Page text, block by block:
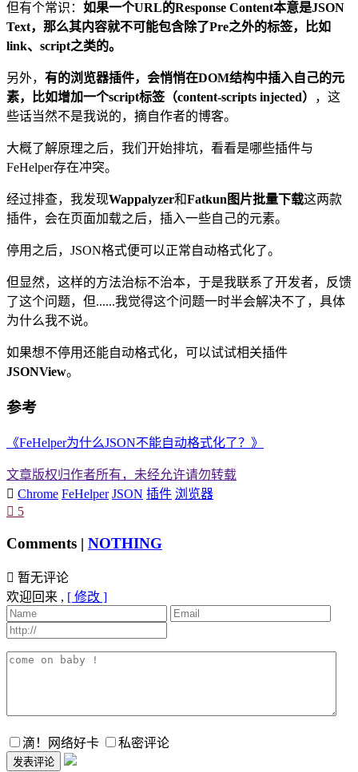
但有个常识： 如果一个URL的Response Content本意是JSON
Text，那么其内容就不可能包含除了Pre之外的标签，比如
link、script之类的。
另外， 有的浏览器插件，会悄悄在DOM结构中插入自己的元
素，比如增加一个script标签（content-scripts injected）
，这
些话当然不是我说的，摘自作者的博客。
大概了解原理之后，我们开始排坑，看看是哪些插件与
FeHelper存在冲突。
经过排查，我发现Wappalyzer和Fatkun图片批量下载这两款
插件，会在页面加载之后，插入一些自己的元素。
停用之后，JSON格式便可以正常自动格式化了。
但显然，这样的方法治标不治本，于是我联系了开发者，反馈
了这个问题，但......我觉得这个问题一时半会解决不了，具体
为什么我不说。
如果想不停用还能自动格式化，可以试试相关插件
JSONView。
参考
《FeHelper为什么JSON不能自动格式化了？》
文章版权归作者所有，未经允许请勿转载
 Chrome FeHelper JSON 插件 浏览器
 5
Comments | NOTHING
 暂无评论
欢迎回来 , [ 修改 ]
滴！网络好卡 私密评论